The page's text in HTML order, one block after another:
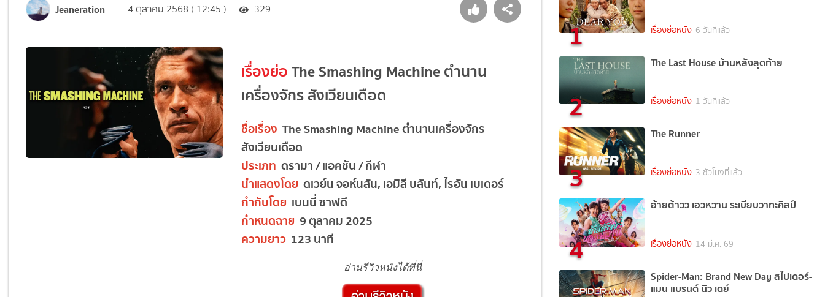
Jeaneration 4 ตุลาคม 2568 ( 12:45 ) 329
เรื่องย่อThe Smashing Machine ตำนาน
เครื่องจักร สังเวียนเดือด
ชื่อเรื่อง The Smashing Machine ตำนานเครื่องจักร
สังเวียนเดือด
ประเภท ดรามา / แอคชัน / กีฬา
นำแสดงโดย ดเวย์น จอห์นสัน, เอมิลี บลันท์, ไรอัน เบเดอร์
กำกับโดย เบนนี่ ซาฟดี
กำหนดฉาย 9 ตุลาคม 2025
ความยาว123 นาที
อ่านรีวิวหนังได้ที่นี่
1 เรื่องย่อหนัง 6 วันที่แล้ว
2
The Last House บ้านหลังสุดท้าย
เรื่องย่อหนัง 1 วันที่แล้ว
3
The Runner
เรื่องย่อหนัง 3 ชั่วโมงที่แล้ว
4
อ้ายต้าวว เอวหวาน ระเบียบวาทะศิลป์
เรื่องย่อหนัง 14 มี.ค. 69
Spider-Man: Brand New Day สไปเดอร์-
แมน แบรนด์ นิว เดย์